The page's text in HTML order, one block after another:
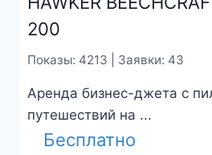
200
Показы: 4213 | Заявки: 43
Аренда бизнес-джета с
путешествий на ...
Бесплатно